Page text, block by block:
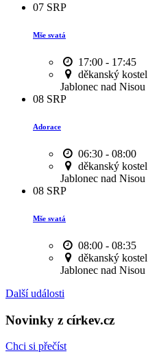
07 SRP
Mše svatá
17:00 - 17:45
děkanský
Jablonec nad Nisou
08 SRP
Adorace
06:30 - 08:00
děkanský
Jablonec nad Nisou
08 SRP
Mše svatá
08:00 - 08:35
děkanský
Jablonec nad Nisou
Další události
Novinky z církev.cz
Chci si přečíst